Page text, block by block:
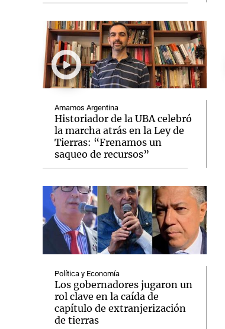
Amamos Argentina
Historiador de la UBA celebró
la marcha atrás en la Ley de
Tierras: “Frenamos un
saqueo de recursos”
Política y Economía
Los gobernadores jugaron un
rol clave en la caída de
capítulo de extranjerización
de tierras
Notas